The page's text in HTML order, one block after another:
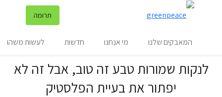
תרומה
המאבקים שלנו מי אנחנו חדשות לעשות משהו
לנקות שמורות טבע זה טוב, אבל זה לא
יפתור את בעיית הפלסטיק